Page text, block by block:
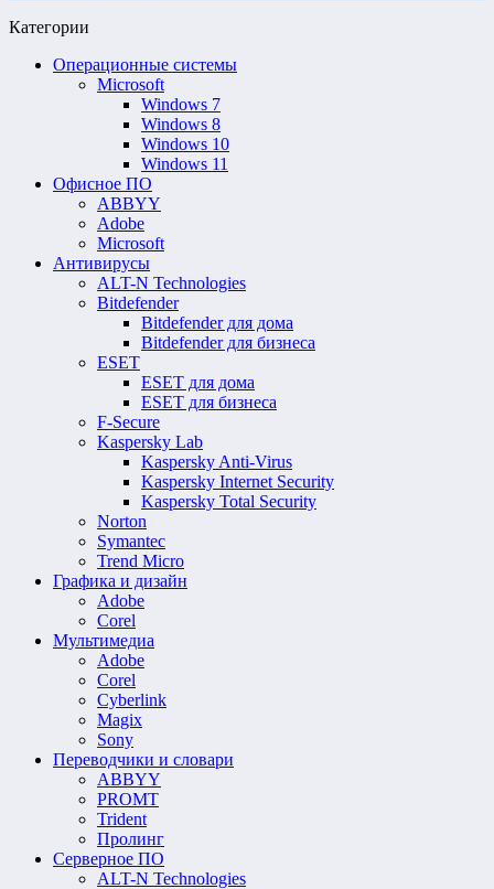
Категории
Операционные системы
Microsoft
Windows 7
Windows 8
Windows 10
Windows 11
Офисное ПО
ABBYY
Adobe
Microsoft
Антивирусы
ALT-N Technologies
Bitdefender
Bitdefender для дома
Bitdefender для бизнеса
ESET
ESET для дома
ESET для бизнеса
F-Secure
Kaspersky Lab
Kaspersky Anti-Virus
Kaspersky Internet Security
Kaspersky Total Security
Norton
Symantec
Trend Micro
Графика и дизайн
Adobe
Corel
Мультимедиа
Adobe
Corel
Cyberlink
Magix
Sony
Переводчики и словари
ABBYY
PROMT
Trident
Пролинг
Серверное ПО
ALT-N Technologies